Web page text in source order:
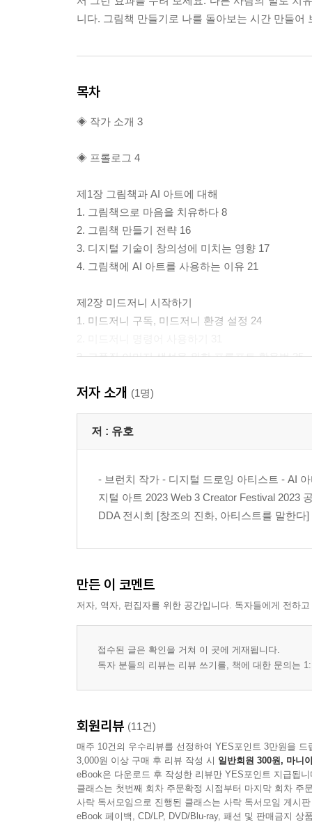
니다. 그림책 만들기로 나를 돌아보는 시간 만들어
목차
◈ 작가 소개 3
◈ 프롤로그 4
제1장 그림책과 AI 아트에 대해
1. 그림책으로 마음을 치유하다 8
2. 그림책 만들기 전략 16
3. 디지털 기술이 창의성에 미치는 영향 17
4. 그림책에 AI 아트를 사용하는 이유 21
제2장 미드저니 시작하기
1. 미드저니 구독, 미드저니 환경 설정 24
3. 고품질 이미지 생성을 위한 프롬프트 활용법 35
5. 그림책을 그리기 위한 매개변수 50
제3장 그림책 기획하기-Chat GPT 도움으로
제4장 캐릭터 디자인
1. 내 마음에 드는 주인공 그리기 77
5. 그림 파일 정리하기 85
제5장: Midjourney를 사용하여 일러스트레이션 만
1. 시각적 스토리텔링의 이해 88
2. 그림책 일러스트레이션에 Midjourney 사용 94
1. 기본적 이미지 편집과 업스케일 109
2. 스토리에 맞는 순서와 텍스트 배치 111
3. 그림책 더미북 만들기 115
4. 그림책 텍스트(대화 및 캡션) 교정하기 116
저자 소개 (1명)
저 : 유호
- 브런치 작가 - 디지털 드로잉 아티스트 - AI
지털 아트 2023 Web 3 Creator Festival 2023
DDA 전시회 [창조의 진화, 아티스트를 말한다
만든 이 코멘트
저자, 역자, 편집자를 위한 공간입니다. 독자들에게 전하
접수된 글은 확인을 거쳐 이 곳에 게재됩니다.
독자 분들의 리뷰는 리뷰 쓰기를, 책에 대한 문의는
회원리뷰 (11건)
매주 10건의 우수리뷰를 선정하여 YES포인트 3만원을 드
3,000원 이상 구매 후 리뷰 작성 시 일반회원 300원, 마니
eBook은 다운로드 후 작성한 리뷰만 YES포인트 지급됩니
클래스는 첫번째 회차 주문확정 시점부터 마지막 회차 주
사락 독서모임으로 진행된 클래스는 사락 독서모임 게시
eBook 페이백, CD/LP, DVD/Blu-ray, 패션 및 판매금지 상